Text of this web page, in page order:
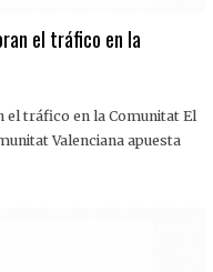
el tráfico en la
tráfico en la Comunitat El
Valenciana apuesta